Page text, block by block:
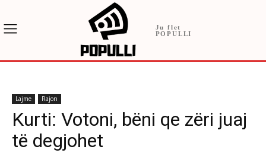
Ju flet
POPULLI
Lajme Rajon
Kurti: Votoni, bëni qe zëri juaj
të degjohet